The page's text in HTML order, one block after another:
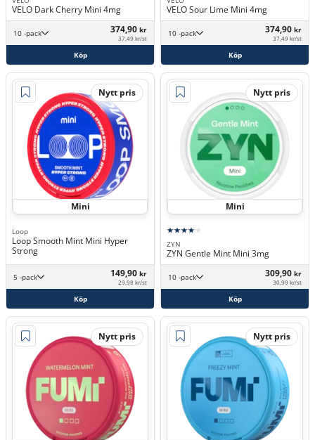
VELO Dark Cherry Mini 4mg
10 -pack 374,90 kr
37,49 kr/st
Köp
VELO Sour Lime Mini 4mg
10 -pack 374,90 kr
37,49 kr/st
Köp
Nytt pris
Mini
Loop
Loop Smooth Mint Mini Hyper
Strong
5 -pack 149,90 kr
29,98 kr/st
Köp
Nytt pris
Mini
ZYN
ZYN Gentle Mint Mini 3mg
10 -pack 309,90 kr
30,99 kr/st
Köp
Nytt pris Nytt pris